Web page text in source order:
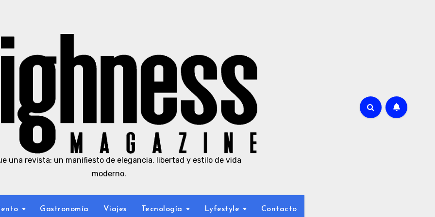
una revista: un manifiesto de elegancia, libertad y estilo de vida
moderno.
Gastronomía Viajes Tecnología Lyfestyle Contacto